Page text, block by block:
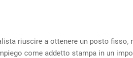
riuscire a ottenere un posto
come addetto stampa in un